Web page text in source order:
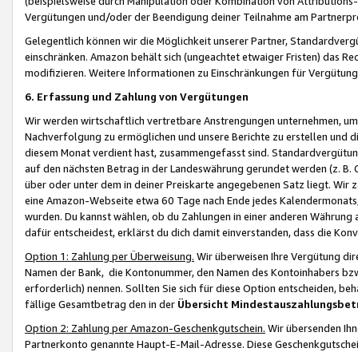
Vergütungen und/oder der Beendigung deiner Teilnahme am
Gelegentlich können wir die Möglichkeit unserer Partner,
einschränken. Amazon behält sich (ungeachtet etwaiger Fristen) das
modifizieren. Weitere Informationen zu Einschränkungen für
6. Erfassung und Zahlung von Vergütungen
Wir werden wirtschaftlich vertretbare Anstrengungen unternehmen,
Nachverfolgung zu ermöglichen und unsere Berichte zu erstellen und
diesem Monat verdient hast, zusammengefasst sind.
auf den nächsten Betrag in der Landeswährung gerundet werden (z.
über oder unter dem in deiner Preiskarte angegebenen Satz liegt.
eine Amazon-Webseite etwa 60 Tage nach Ende jedes
wurden. Du kannst wählen, ob du Zahlungen in einer anderen
dafür entscheidest, erklärst du dich damit einverstanden, dass die
Option 1: Zahlung per Überweisung. Wir überweisen Ihre Vergütung
Namen der Bank, die Kontonummer, den Namen des Kontoinhabers
erforderlich) nennen. Sollten Sie sich für diese Option entscheiden,
fällige Gesamtbetrag den in der Übersicht
Option 2: Zahlung per Amazon-Geschenkgutschein. Wir übersenden
Partnerkonto genannte Haupt-E-Mail-Adresse. Diese